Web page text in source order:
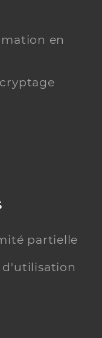
en
partielle
d'utilisation